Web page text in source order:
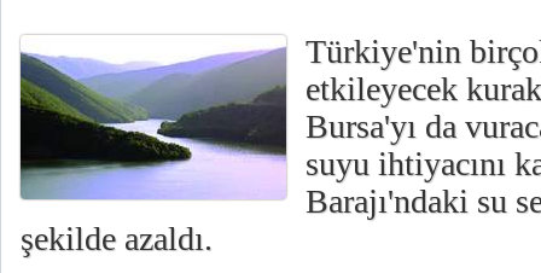
Türkiye'nin
etkileyecek
Bursa'yı da
suyu ihtiyacını
Barajı'ndaki su
şekilde azaldı.